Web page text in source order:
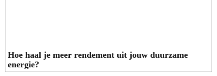
Hoe haal je meer rendement uit jouw duurzame
energie?